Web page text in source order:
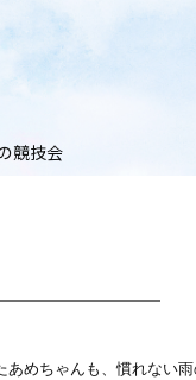
競技会
めちゃんも、慣れない